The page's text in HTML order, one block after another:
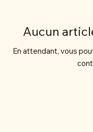
Aucun
En attendant, vous